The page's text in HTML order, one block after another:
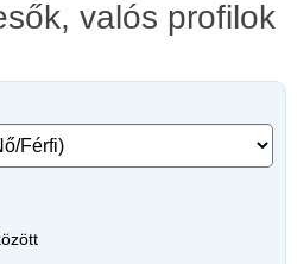
valós profilok